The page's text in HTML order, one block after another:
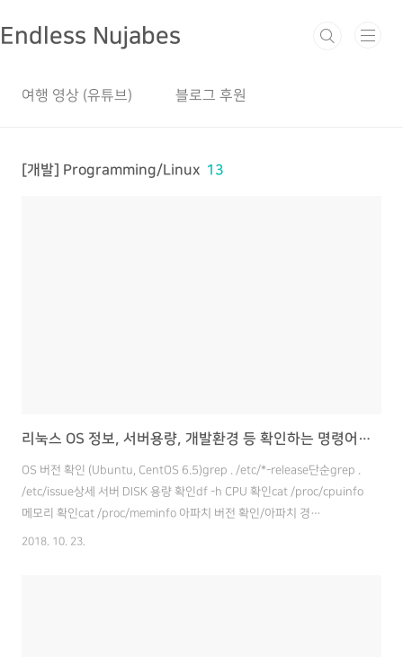
Endless Nujabes
여행 영상 (유튜브) 블로그 후원
[개발] Programming/Linux 13
리눅스 OS 정보, 서버용량, 개발환경 등 확인하는 명령어 모음
OS 버전 확인 (Ubuntu, CentOS 6.5)grep . /etc/*-release단순grep .
/etc/issue상세 서버 DISK 용량 확인df -h CPU 확인cat /proc/cpuinfo
메모리 확인cat /proc/meminfo 아파치 버전 확인/아파치 경
로/bin/httpd -v 실행 중인 WAS 확인ps aux | grep http// orps -ef |
2018. 10. 23.